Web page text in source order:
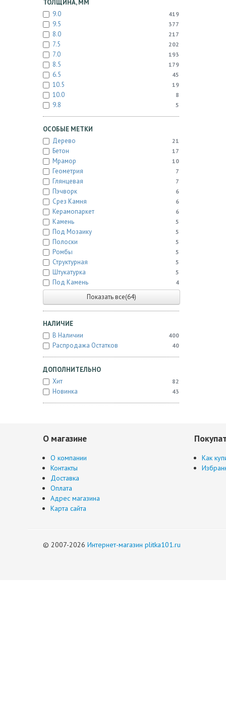
ТОЛЩИНА, ММ
9.0
419
9.5 377
8.0 217
7.5 202
7.0 193
8.5 179
6.5 45
10.5 19
10.0 8
9.8 5
ОСОБЫЕ МЕТКИ
Дерево
21
Бетон 17
Мрамор 10
Геометрия 7
Глянцевая 7
Пэчворк 6
Срез Камня 6
Керамопаркет 6
Камень 5
Под Мозаику 5
Полоски 5
Ромбы 5
Структурная 5
Штукатурка 5
Под Камень 4
Показать все(64)
НАЛИЧИЕ
В Наличии
400
Распродажа Остатков 40
ДОПОЛНИТЕЛЬНО
Хит
82
Новинка 43
О магазине
О компании
Контакты
Доставка
Оплата
Адрес магазина
Карта сайта
Как
© 2007-2026 Интернет-магазин plitka101.ru